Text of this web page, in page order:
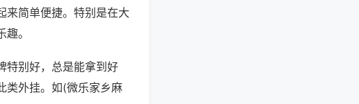
来简单便捷。特别是在大
。
特别好，总是能拿到好
类外挂。如(微乐家乡麻